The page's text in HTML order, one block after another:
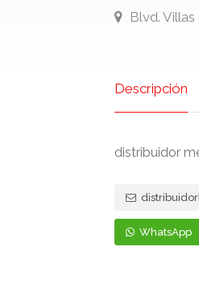
Blvd.
Descripción
distribuidor
WhatsApp